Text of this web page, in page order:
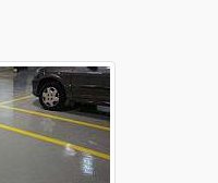
Campinas